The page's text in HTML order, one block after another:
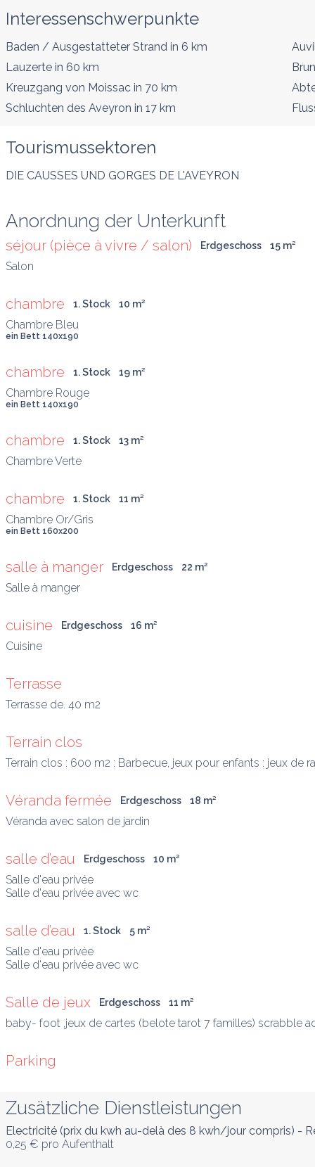
Interessenschwerpunkte
Baden / Ausgestatteter Strand in 6 km
Lauzerte in 60 km
Kreuzgang von Moissac in 70 km
Schluchten des Aveyron in 17 km
Tourismussektoren
DIE CAUSSES UND GORGES DE L'AVEYRON
Anordnung der Unterkunft
séjour (pièce à vivre / salon) Erdgeschoss 15 m²
chambre 1. Stock 10 m²
ein Bett 140x190
chambre 1. Stock 19 m²
ein Bett 140x190
chambre 1. Stock 13 m²
Chambre Verte
chambre 1. Stock 11 m²
ein Bett 160x200
salle à manger Erdgeschoss 22 m²
cuisine Erdgeschoss 16 m²
Terrasse
Terrasse de. 40 m2
Terrain clos
Terrain clos : 600 m2 : Barbecue, jeux pour enfants : jeux
Véranda fermée Erdgeschoss 18 m²
Véranda avec salon de jardin
salle d’eau Erdgeschoss 10 m²
Salle d'eau privée
Salle d'eau privée avec wc
salle d’eau 1. Stock 5 m²
Salle d'eau privée
Salle d'eau privée avec wc
Salle de jeux Erdgeschoss 11 m²
baby- foot ,jeux de cartes (belote tarot 7 familles) scrabble
Parking
Zusätzliche Dienstleistungen
Electricité (prix du kwh au-delà des 8 kwh/jour compris) -
0,25 € pro Aufenthalt